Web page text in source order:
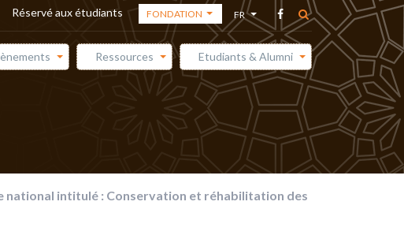
Réservé aux étudiants FONDATION
FONDATION
ACADÉMIE DES
ARTS
MÉDIATHÈQUE
FR
AR
EN
Ressources Etudiants & Alumni
national intitulé : Conservation et réhabilitation des